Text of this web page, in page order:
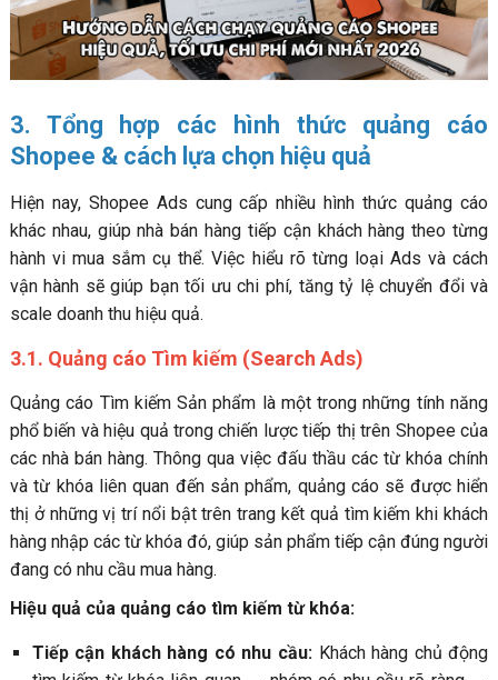
3. Tổng hợp các hình thức quảng cáo
Shopee & cách lựa chọn hiệu quả
Hiện nay, Shopee Ads cung cấp nhiều hình thức quảng cáo
khác nhau, giúp nhà bán hàng tiếp cận khách hàng theo từng
hành vi mua sắm cụ thể. Việc hiểu rõ từng loại Ads và cách
vận hành sẽ giúp bạn tối ưu chi phí, tăng tỷ lệ chuyển đổi và
scale doanh thu hiệu quả.
3.1. Quảng cáo Tìm kiếm (Search Ads)
Quảng cáo Tìm kiếm Sản phẩm là một trong những tính năng
phổ biến và hiệu quả trong chiến lược tiếp thị trên Shopee của
các nhà bán hàng. Thông qua việc đấu thầu các từ khóa chính
và từ khóa liên quan đến sản phẩm, quảng cáo sẽ được hiển
thị ở những vị trí nổi bật trên trang kết quả tìm kiếm khi khách
hàng nhập các từ khóa đó, giúp sản phẩm tiếp cận đúng người
đang có nhu cầu mua hàng.
Hiệu quả của quảng cáo tìm kiếm từ khóa:
Tiếp cận khách hàng có nhu cầu: Khách hàng chủ động